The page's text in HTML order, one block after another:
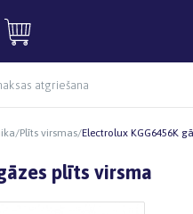
atgriešana
/Plīts virsmas/Electrolux KGG6456K
plīts virsma